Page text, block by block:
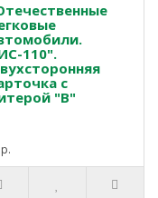
110".
с
"В"